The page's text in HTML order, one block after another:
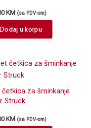
KM (sa PDV-om)
Dodaj u korpu
četkica za šminkanje
Struck
KM (sa PDV-om)